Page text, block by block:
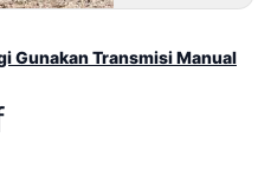
Gunakan Transmisi Manual